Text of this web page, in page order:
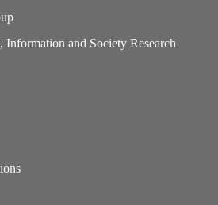
Information and Society Research